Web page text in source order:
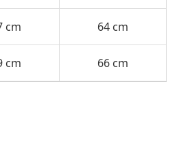
cm 64 cm
cm 66 cm